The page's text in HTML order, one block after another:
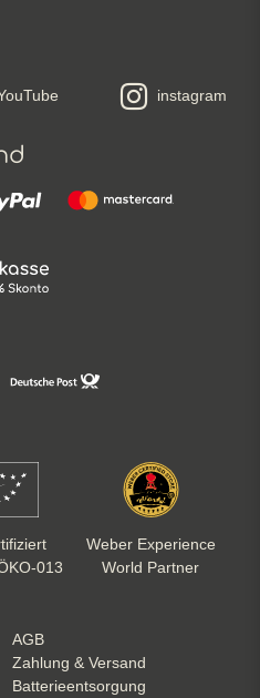
instagram
013
Weber Experience
World Partner
AGB
Zahlung & Versand
Batterieentsorgung